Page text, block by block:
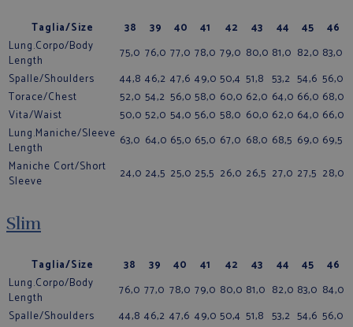
Taglia/Size 38 39 40 41 42 43 44 45
46
Lung.Corpo/Body
Length
75,0 76,0 77,0 78,0 79,0 80,0 81,0 82,0 83,0
Spalle/Shoulders
44,8 46,2 47,6 49,0 50,4 51,8 53,2 54,6 56,0
Torace/Chest
52,0 54,2 56,0 58,0 60,0 62,0 64,0 66,0 68,0
Vita/Waist
50,0 52,0 54,0 56,0 58,0 60,0 62,0 64,0 66,0
Lung.Maniche/Sleeve
Length
63,0 64,0 65,0 65,0 67,0 68,0 68,5 69,0 69,5
Maniche Cort/Short
Sleeve
24,0 24,5 25,0 25,5 26,0 26,5 27,0 27,5 28,0
Slim
Taglia/Size 38 39 40 41 42 43 44 45
46
Lung.Corpo/Body
Length
76,0 77,0 78,0 79,0 80,0 81,0 82,0 83,0 84,0
Spalle/Shoulders
44,8 46,2 47,6 49,0 50,4 51,8 53,2 54,6 56,0